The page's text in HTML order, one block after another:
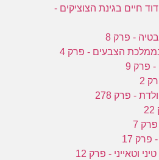
דוד חיים בגינת הצוציקים -